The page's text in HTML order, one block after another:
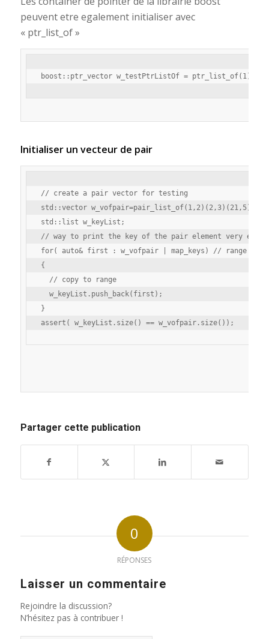
peuvent etre egalement initialiser avec
« ptr_list_of »
Initialiser un vecteur de pair
// create a pair vector for testing
std::vector
std::list w_keyList;
// way to print the key of the pair element very
for( auto& first : w_vofpair | map_keys) // range loop
{
  // copy to range
  w_keyList.push_back(first);
}
Partager cette publication
0
RÉPONSES
Laisser un commentaire
Rejoindre la discussion?
N’hésitez pas à contribuer !